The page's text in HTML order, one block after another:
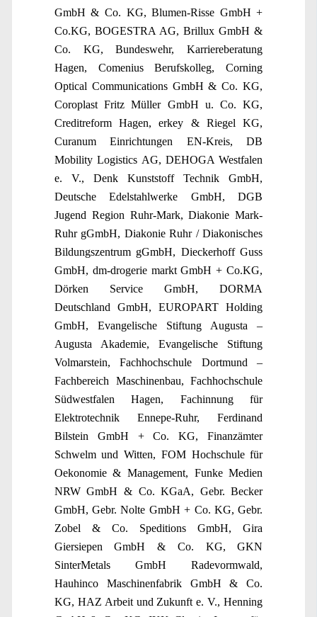
GmbH & Co. KG, Blumen-Risse GmbH +
Co.KG, BOGESTRA AG, Brillux GmbH &
Co. KG, Bundeswehr, Karriereberatung
Hagen, Comenius Berufskolleg, Corning
Optical Communications GmbH & Co. KG,
Coroplast Fritz Müller GmbH u. Co. KG,
Creditreform Hagen, erkey & Riegel KG,
Curanum Einrichtungen EN-Kreis, DB
Mobility Logistics AG, DEHOGA Westfalen
e. V., Denk Kunststoff Technik GmbH,
Deutsche Edelstahlwerke GmbH, DGB
Jugend Region Ruhr-Mark, Diakonie Mark-
Ruhr gGmbH, Diakonie Ruhr / Diakonisches
Bildungszentrum gGmbH, Dieckerhoff Guss
GmbH, dm-drogerie markt GmbH + Co.KG,
Dörken Service GmbH, DORMA
Deutschland GmbH, EUROPART Holding
GmbH, Evangelische Stiftung Augusta –
Augusta Akademie, Evangelische Stiftung
Volmarstein, Fachhochschule Dortmund –
Fachbereich Maschinenbau, Fachhochschule
Südwestfalen Hagen, Fachinnung für
Elektrotechnik Ennepe-Ruhr, Ferdinand
Bilstein GmbH + Co. KG, Finanzämter
Schwelm und Witten, FOM Hochschule für
Oekonomie & Management, Funke Medien
NRW GmbH & Co. KGaA, Gebr. Becker
GmbH, Gebr. Nolte GmbH + Co. KG, Gebr.
Zobel & Co. Speditions GmbH, Gira
Giersiepen GmbH & Co. KG, GKN
SinterMetals GmbH Radevormwald,
Hauhinco Maschinenfabrik GmbH & Co.
KG, HAZ Arbeit und Zukunft e. V., Henning